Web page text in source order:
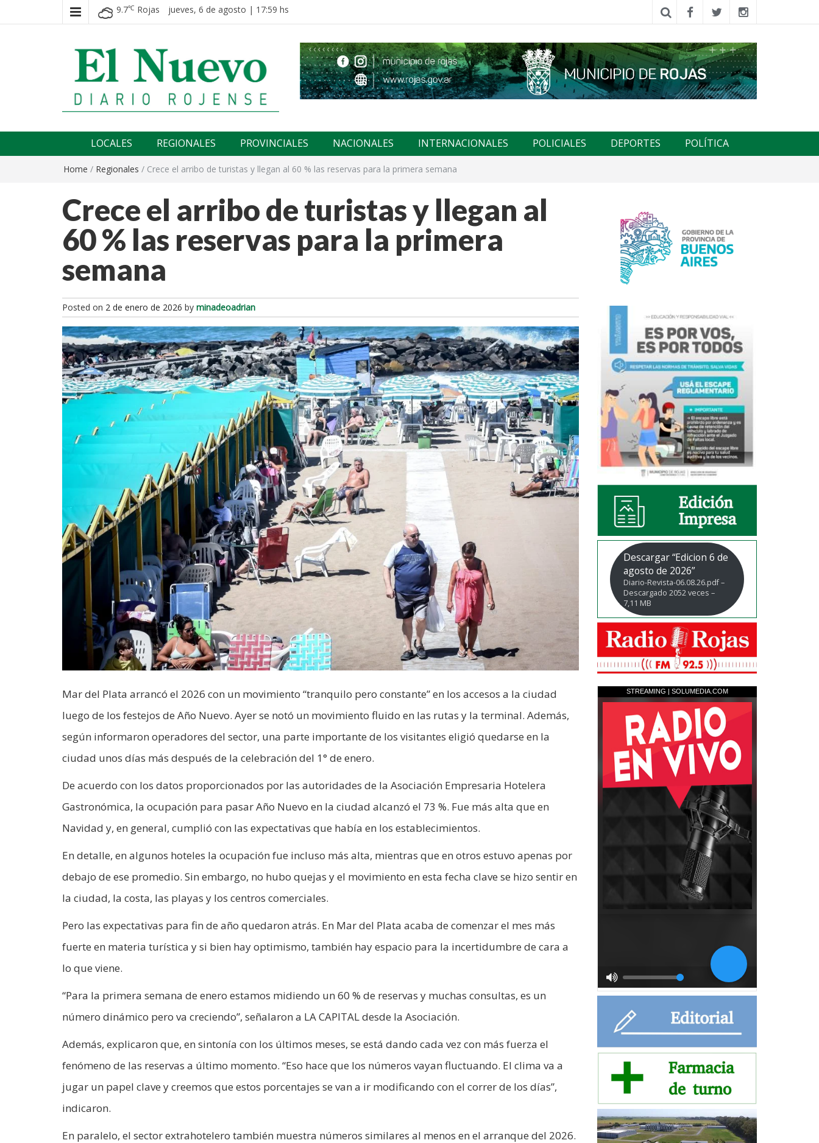
9.7℃ Rojas jueves, 6 de agosto | 17:59 hs
El nuevo rojense
LOCALES REGIONALES PROVINCIALES NACIONALES INTERNACIONALES POLICIALES DEPORTES POLÍTICA
Home / Regionales / Crece el arribo de turistas y llegan al 60 % las reservas para la primera semana
Crece el arribo de turistas y llegan al
60 % las reservas para la primera
semana
Posted on 2 de enero de 2026 by minadeoadrian
Mar del Plata arrancó el 2026 con un movimiento “tranquilo pero constante” en los accesos a la ciudad
luego de los festejos de Año Nuevo. Ayer se notó un movimiento fluido en las rutas y la terminal. Además,
según informaron operadores del sector, una parte importante de los visitantes eligió quedarse en la
ciudad unos días más después de la celebración del 1° de enero.
De acuerdo con los datos proporcionados por las autoridades de la Asociación Empresaria Hotelera
Gastronómica, la ocupación para pasar Año Nuevo en la ciudad alcanzó el 73 %. Fue más alta que en
Navidad y, en general, cumplió con las expectativas que había en los establecimientos.
En detalle, en algunos hoteles la ocupación fue incluso más alta, mientras que en otros estuvo apenas por
debajo de ese promedio. Sin embargo, no hubo quejas y el movimiento en esta fecha clave se hizo sentir en
la ciudad, la costa, las playas y los centros comerciales.
Pero las expectativas para fin de año quedaron atrás. En Mar del Plata acaba de comenzar el mes más
fuerte en materia turística y si bien hay optimismo, también hay espacio para la incertidumbre de cara a
lo que viene.
“Para la primera semana de enero estamos midiendo un 60 % de reservas y muchas consultas, es un
número dinámico pero va creciendo”, señalaron a LA CAPITAL desde la Asociación.
Además, explicaron que, en sintonía con los últimos meses, se está dando cada vez con más fuerza el
fenómeno de las reservas a último momento. “Eso hace que los números vayan fluctuando. El clima va a
jugar un papel clave y creemos que estos porcentajes se van a ir modificando con el correr de los días”,
indicaron.
En paralelo, el sector extrahotelero también muestra números similares al menos en el arranque del 2026.
Descargar “Edicion 6 de
agosto de 2026”
Diario-Revista-06.08.26.pdf –
Descargado 2052 veces –
7,11 MB